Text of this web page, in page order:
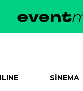
SİNEMA